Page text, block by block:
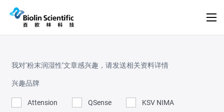
我对‘粉末润湿性’文章感兴趣，请发送相关资料详情
兴趣品牌
Attension QSense KSV NIMA